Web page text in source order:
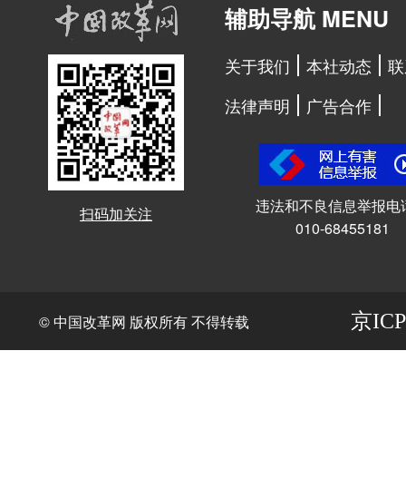
扫码加关注
辅助导航 MENU
关于我们 本社动态
法律声明
广告合作
违法和不良信息举报电
010-68455181
© 中国改革网 版权所有 不得转载 京